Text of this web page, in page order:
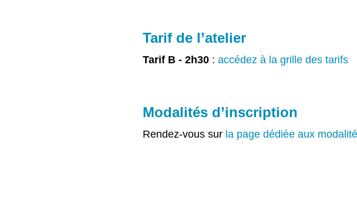
Tarif de l’atelier
Tarif B - 2h30: accédez à la grille des tarifs
Modalités d’inscription
Rendez-vous sur la page dédiée aux